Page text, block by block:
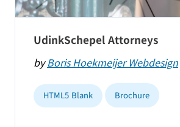
UdinkSchepel Attorneys
byBoris Hoekmeijer Webdesign
HTML5 Blank Brochure